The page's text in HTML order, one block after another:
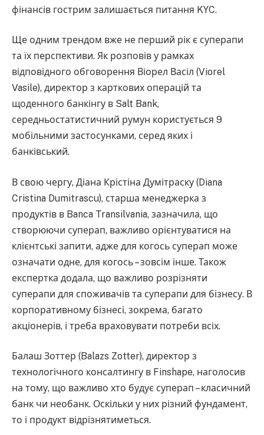
фінансів гострим залишається питання KYC.
Ще одним трендом вже не перший рік є суперапи
та їх перспективи. Як розповів у рамках
відповідного обговорення Віорел Васіл (Viorel
Vasile), директор з карткових операцій та
щоденного банкінгу в Salt Bank,
середньостатистичний румун користується 9
мобільними застосунками, серед яких і
банківський.
В свою чергу, Діана Крістіна Думітраску (Diana
Cristina Dumitrascu), старша менеджерка з
продуктів в Banca Transilvania, зазначила, що
створюючи суперап, важливо орієнтуватися на
клієнтські запити, адже для когось суперап може
означати одне, для когось – зовсім інше. Також
експертка додала, що важливо розрізняти
суперапи для споживачів та суперапи для бізнесу. В
корпоративному бізнесі, зокрема, багато
акціонерів, і треба враховувати потреби всіх.
Балаш Зоттер (Balazs Zotter), директор з
технологічного консалтингу в Finshape, наголосив
на тому, що важливо хто будує суперап – класичний
банк чи необанк. Оскільки у них різний фундамент,
то і продукт відрізнятиметься.